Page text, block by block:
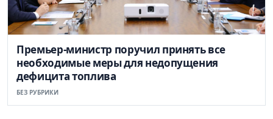
Премьер-министр поручил принять все
необходимые меры для недопущения
дефицита топлива
БЕЗ РУБРИКИ